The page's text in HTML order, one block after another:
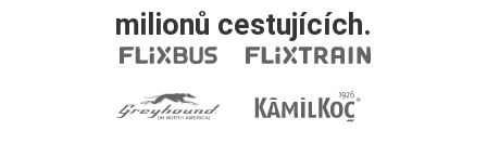
milionů cestujících.